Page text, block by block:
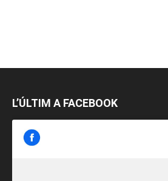
L’ÚLTIM A FACEBOOK